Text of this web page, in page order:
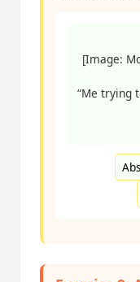
[Image:
“Me trying